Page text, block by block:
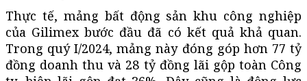
Thực tế, mảng bất động sản khu công nghiệp
của Gilimex bước đầu đã có kết quả khả quan.
Trong quý I/2024, mảng này đóng góp hơn 77 tỷ
đồng doanh thu và 28 tỷ đồng lãi gộp toàn Công